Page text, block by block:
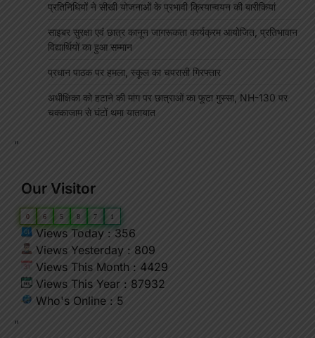
प्रतिनिधियों ने सीखी योजनाओं के प्रभावी क्रियान्वयन की बारीकियां
साइबर सुरक्षा एवं छात्र कानून जागरूकता कार्यक्रम आयोजित, प्रतिभावान
विद्यार्थियों का हुआ सम्मान
प्रधान पाठक पर हमला, स्कूल का चपरासी गिरफ्तार
अधीक्षिका को हटाने की मांग पर छात्राओं का फूटा गुस्सा, NH-130 पर
चक्काजाम से घंटों थमा यातायात
"
Our Visitor
0 6 5 8 7 1
Views Today : 356
Views Yesterday : 809
Views This Month : 4429
Views This Year : 87932
Who's Online : 5
"